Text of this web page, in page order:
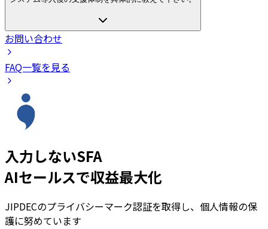
お問い合わせ
FAQ一覧を見る
入力しないSFA
AIセールスで収益最大化
JIPDECのプライバシーマーク認証を取得し、個人情報の保
護に努めています